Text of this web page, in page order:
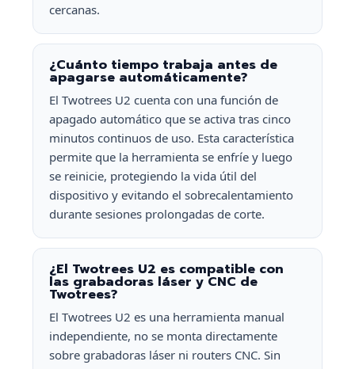
cercanas.
¿Cuánto tiempo trabaja antes de
apagarse automáticamente?
El Twotrees U2 cuenta con una función de
apagado automático que se activa tras cinco
minutos continuos de uso. Esta característica
permite que la herramienta se enfríe y luego
se reinicie, protegiendo la vida útil del
dispositivo y evitando el sobrecalentamiento
durante sesiones prolongadas de corte.
¿El Twotrees U2 es compatible con
las grabadoras láser y CNC de
Twotrees?
El Twotrees U2 es una herramienta manual
independiente, no se monta directamente
sobre grabadoras láser ni routers CNC. Sin